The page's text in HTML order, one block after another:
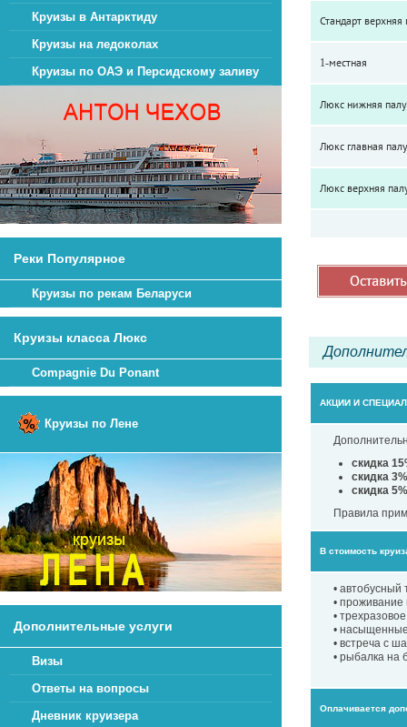
Круизы в Антарктиду
Круизы на ледоколах
Круизы по ОАЭ и Персидскому заливу
Реки Популярное
Круизы по рекам Беларуси
Круизы класса Люкс
Compagnie Du Ponant
Круизы по Лене
Дополнительные услуги
Визы
Ответы на вопросы
Дневник круизера
Стандарт верхняя
1-местная
Люкс нижняя
Люкс главная
Люкс верхняя
АКЦИИ И
скидка
скидка 3%
скидка 5%
Правила
В стоимость
• автобусный
• проживание
•
• насыщенные
• встреча с
• рыбалка на
Оплачивается